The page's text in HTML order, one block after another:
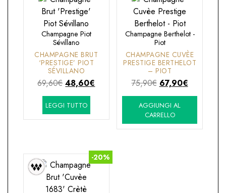
Champagne Piot
Sévillano
CHAMPAGNE BRUT
‘PRESTIGE’ PIOT
SÉVILLANO
69,60€Il
prezzo
originale
era:
48,60€
è:
48,60€.
LEGGI TUTTO
Champagne Berthelot -
Piot
CHAMPAGNE CUVÈE
PRESTIGE BERTHELOT
– PIOT
75,90€ Il
prezzo
originale
era:
75,90€.
67,90€Il
prezzo
67,90€.
AGGIUNGI AL
CARRELLO
-20%